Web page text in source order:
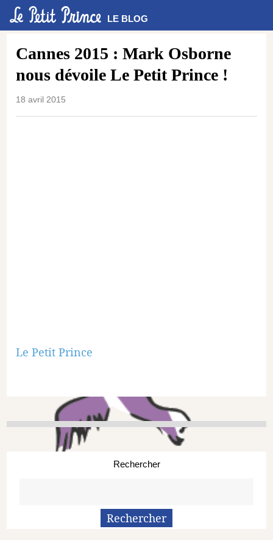
LE BLOG
Cannes 2015 : Mark Osborne
nous dévoile Le Petit Prince !
18 avril 2015
Le Petit Prince
Rechercher